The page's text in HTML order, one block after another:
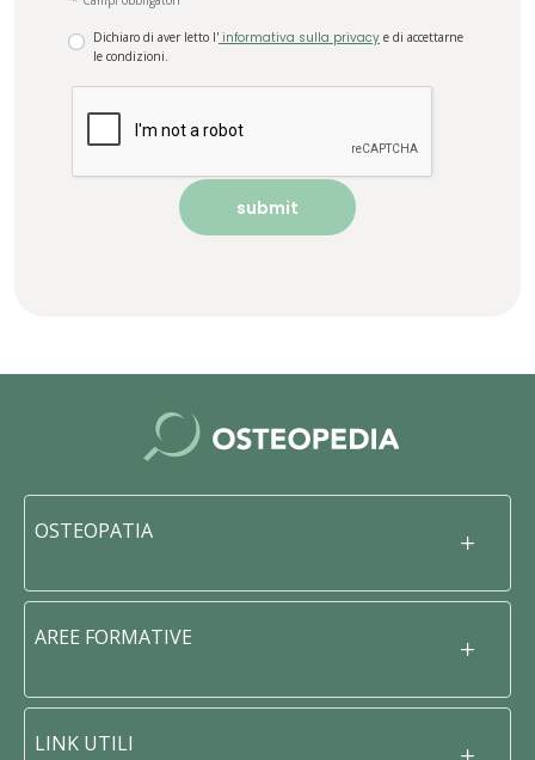
Dichiaro di aver letto l' informativa sulla privacy e di accettarne
le condizioni.
OSTEOPATIA
AREE FORMATIVE
LINK UTILI